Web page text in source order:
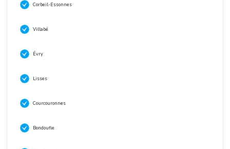
Corbeil-Essonnes
Villabé
Évry
Lisses
Courcouronnes
Bondoufle